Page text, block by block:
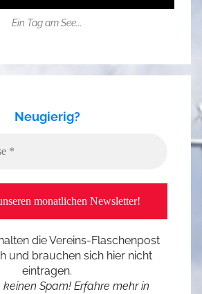
Ein Tag am See...
Neugierig?
die Vereins-Flaschenpost
und brauchen sich hier nicht
eintragen.
keinen Spam! Erfahre mehr in